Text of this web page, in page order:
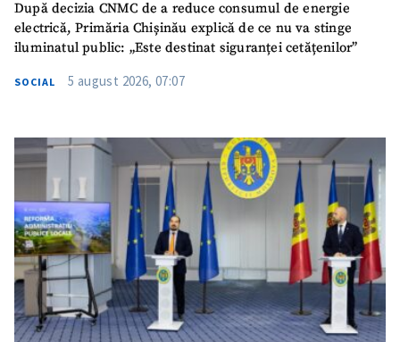
După decizia CNMC de a reduce consumul de energie
electrică, Primăria Chișinău explică de ce nu va stinge
iluminatul public: „Este destinat siguranței cetățenilor”
SOCIAL 5 august 2026, 07:07